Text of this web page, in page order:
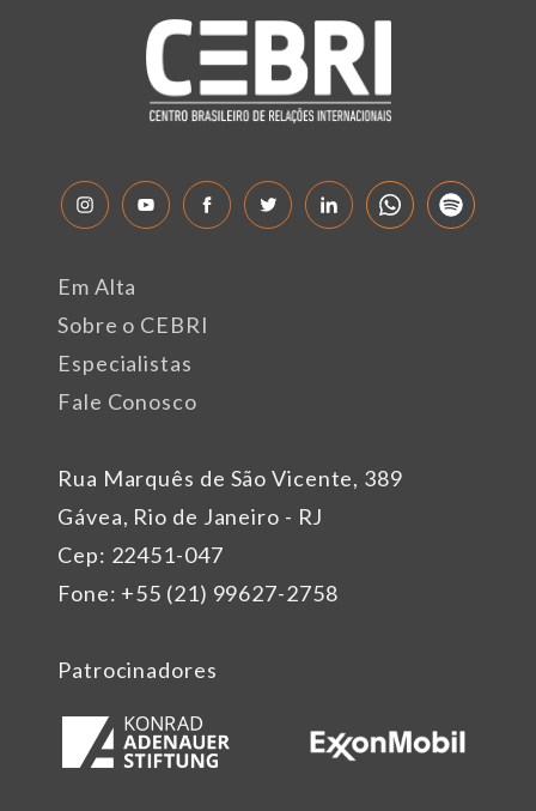
Rua Marquês de São Vicente, 389
Gávea, Rio de Janeiro - RJ
Cep: 22451-047
Fone: +55 (21) 99627-2758
Em Alta
Sobre o CEBRI
Especialistas
Fale Conosco
Patrocinadores